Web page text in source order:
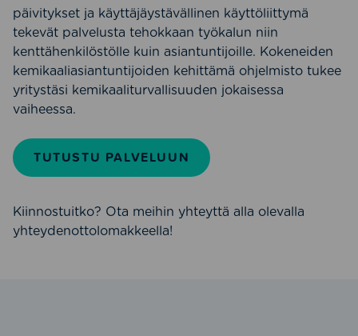
päivitykset ja käyttäjäystävällinen käyttöliittymä
tekevät palvelusta tehokkaan työkalun niin
kenttähenkilöstölle kuin asiantuntijoille. Kokeneiden
kemikaaliasiantuntijoiden kehittämä ohjelmisto tukee
yritystäsi kemikaaliturvallisuuden jokaisessa
vaiheessa.
TUTUSTU PALVELUUN
Kiinnostuitko? Ota meihin yhteyttä alla olevalla
yhteydenottolomakkeella!